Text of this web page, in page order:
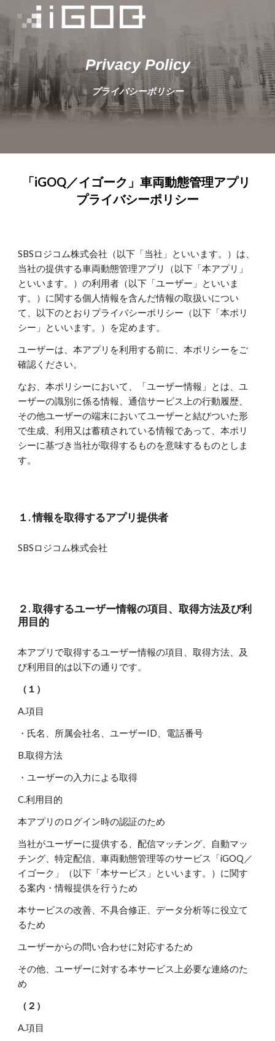
Skip to main content
Privacy Policy
プライバシーポリシー
「iGOQ／イゴーク」車両動態管理アプリ
プライバシーポリシー
SBSロジコム株式会社（以下「当社」といいます。）は、
当社の提供する車両動態管理アプリ（以下「本アプリ」
といいます。）の利用者（以下「ユーザー」といいま
す。）に関する個人情報を含んだ情報の取扱いについ
て、以下のとおりプライバシーポリシー（以下「本ポリ
シー」といいます。）を定めます。
ユーザーは、本アプリを利用する前に、本ポリシーをご
確認ください。
なお、本ポリシーにおいて、「ユーザー情報」とは、ユ
ーザーの識別に係る情報、通信サービス上の行動履歴、
その他ユーザーの端末においてユーザーと結びついた形
で生成、利用又は蓄積されている情報であって、本ポリ
シーに基づき当社が取得するものを意味するものとしま
す。
１. 情報を取得するアプリ提供者
SBSロジコム株式会社
２. 取得するユーザー情報の項目、取得方法及び利
用目的
本アプリで取得するユーザー情報の項目、取得方法、及
び利用目的は以下の通りです。
（１）
A.項目
・氏名、所属会社名、ユーザーID、電話番号
B.取得方法
・ユーザーの入力による取得
C.利用目的
本アプリのログイン時の認証のため
当社がユーザーに提供する、配信マッチング、自動マッ
チング、特定配信、車両動態管理等のサービス「iGOQ／
イゴーク」（以下「本サービス」といいます。）に関す
る案内・情報提供を行うため
本サービスの改善、不具合修正、データ分析等に役立て
るため
ユーザーからの問い合わせに対応するため
その他、ユーザーに対する本サービス上必要な連絡のた
め
（２）
A.項目